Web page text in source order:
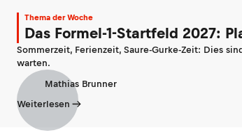
Thema der Woche
Das Formel-1-Startfeld 2027:
Sommerzeit, Ferienzeit, Saure-Gurke-Zeit: Dies
warten.
Mathias Brunner
Weiterlesen